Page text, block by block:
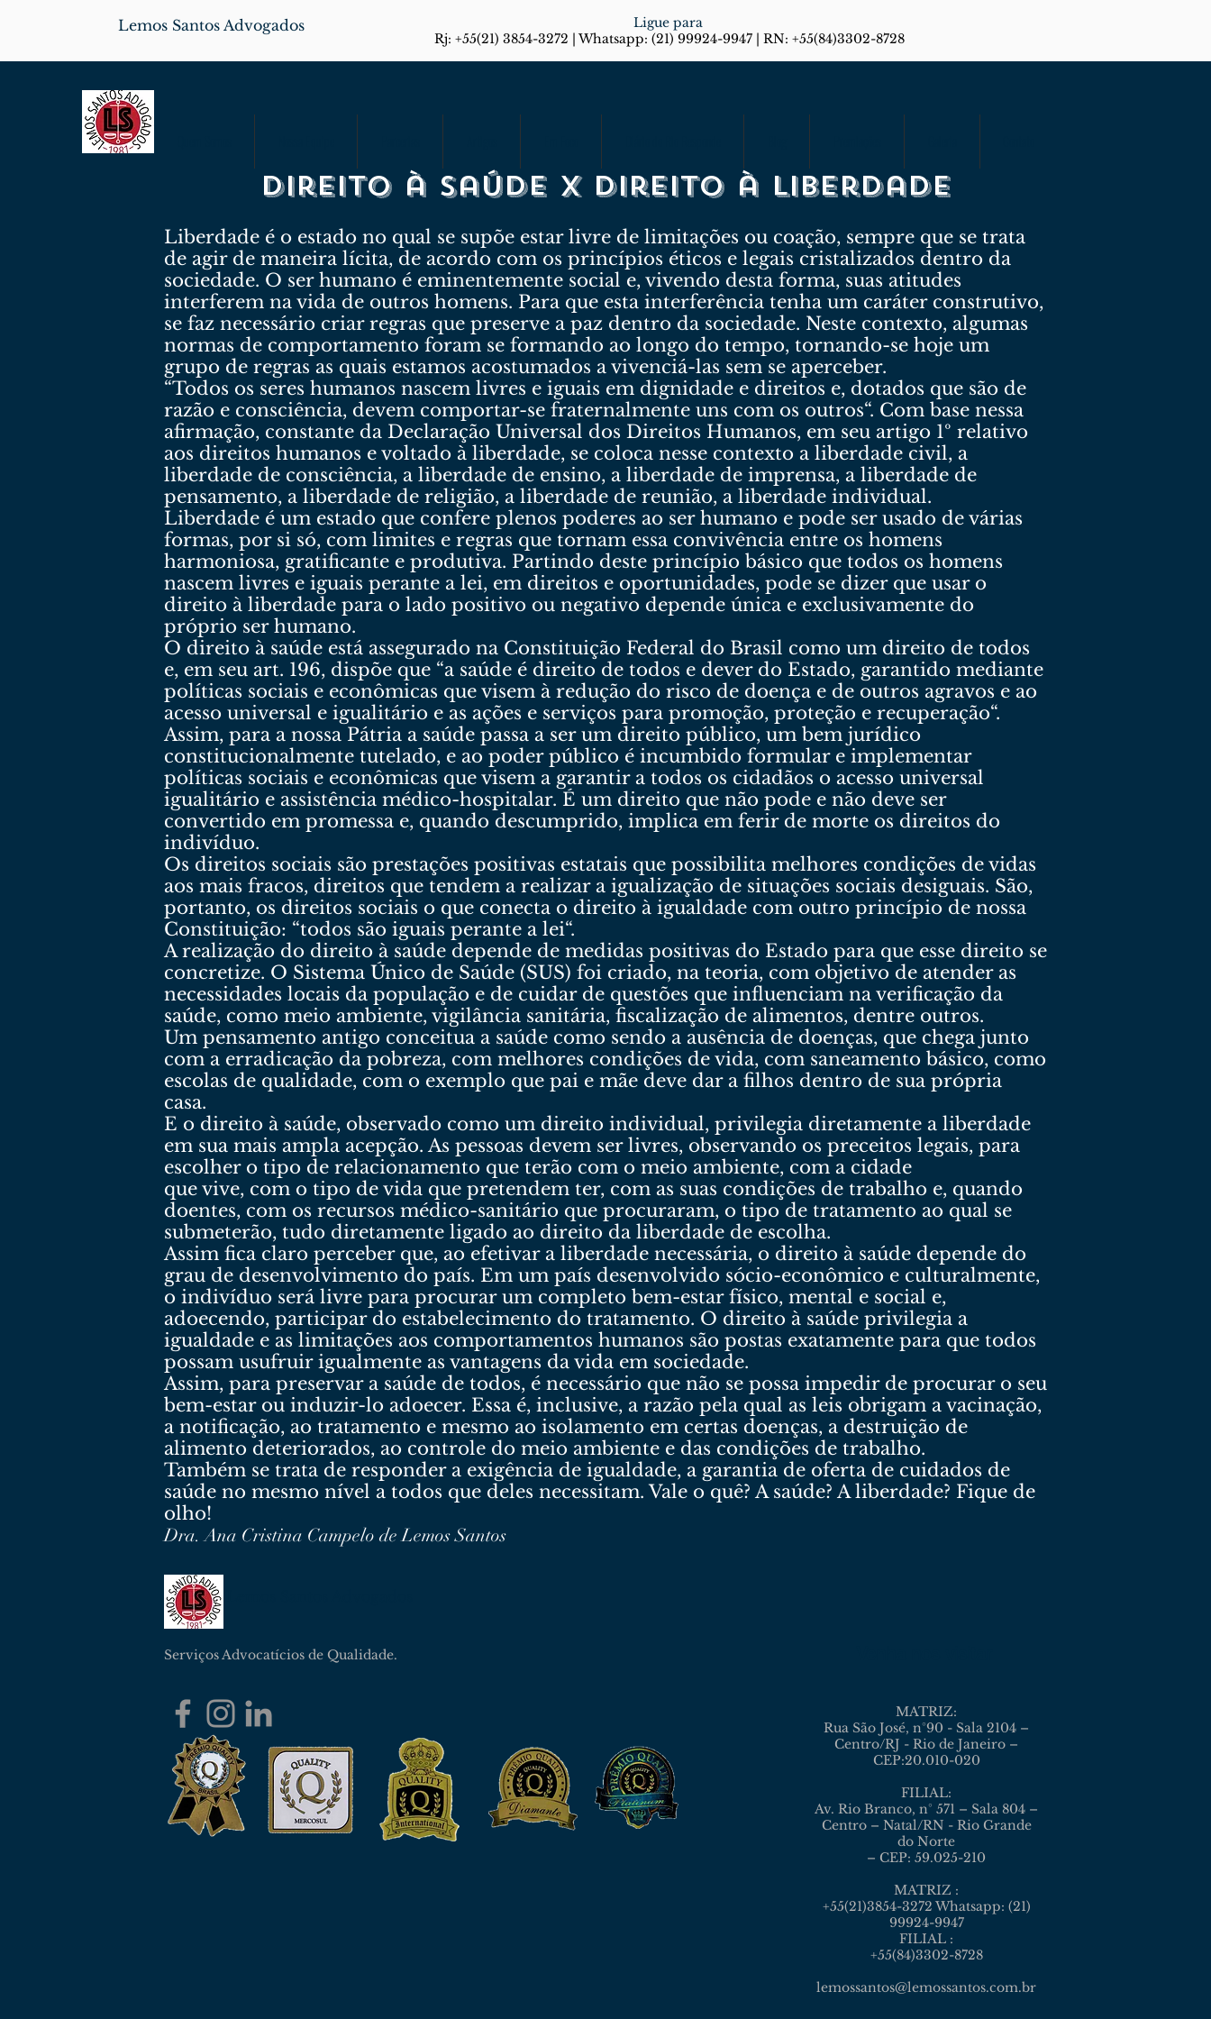
Ligue para
Rj: +55(21) 3854-3272 | Whatsapp: (21) 99924-9947 | RN: +55(84)3302-8728
Lemos Santos Advogados
Direito à saúde x direito à liberdade
Liberdade é o estado no qual se supõe estar livre de limitações ou coação, sempre que se trata
de agir de maneira lícita, de acordo com os princípios éticos e legais cristalizados dentro da
sociedade. O ser humano é eminentemente social e, vivendo desta forma, suas atitudes
interferem na vida de outros homens. Para que esta interferência tenha um caráter construtivo,
se faz necessário criar regras que preserve a paz dentro da sociedade. Neste contexto, algumas
normas de comportamento foram se formando ao longo do tempo, tornando-se hoje um
grupo de regras as quais estamos acostumados a vivenciá-las sem se aperceber.
“Todos os seres humanos nascem livres e iguais em dignidade e direitos e, dotados que são de
razão e consciência, devem comportar-se fraternalmente uns com os outros“. Com base nessa
afirmação, constante da Declaração Universal dos Direitos Humanos, em seu artigo 1º relativo
aos direitos humanos e voltado à liberdade, se coloca nesse contexto a liberdade civil, a
liberdade de consciência, a liberdade de ensino, a liberdade de imprensa, a liberdade de
pensamento, a liberdade de religião, a liberdade de reunião, a liberdade individual.
Liberdade é um estado que confere plenos poderes ao ser humano e pode ser usado de várias
formas, por si só, com limites e regras que tornam essa convivência entre os homens
harmoniosa, gratificante e produtiva. Partindo deste princípio básico que todos os homens
nascem livres e iguais perante a lei, em direitos e oportunidades, pode se dizer que usar o
direito à liberdade para o lado positivo ou negativo depende única e exclusivamente do
próprio ser humano.
O direito à saúde está assegurado na Constituição Federal do Brasil como um direito de todos
e, em seu art. 196, dispõe que “a saúde é direito de todos e dever do Estado, garantido mediante
políticas sociais e econômicas que visem à redução do risco de doença e de outros agravos e ao
acesso universal e igualitário e as ações e serviços para promoção, proteção e recuperação“.
Assim, para a nossa Pátria a saúde passa a ser um direito público, um bem jurídico
constitucionalmente tutelado, e ao poder público é incumbido formular e implementar
políticas sociais e econômicas que visem a garantir a todos os cidadãos o acesso universal
igualitário e assistência médico-hospitalar. É um direito que não pode e não deve ser
convertido em promessa e, quando descumprido, implica em ferir de morte os direitos do
indivíduo.
Os direitos sociais são prestações positivas estatais que possibilita melhores condições de vidas
aos mais fracos, direitos que tendem a realizar a igualização de situações sociais desiguais. São,
portanto, os direitos sociais o que conecta o direito à igualdade com outro princípio de nossa
Constituição: “todos são iguais perante a lei“.
A realização do direito à saúde depende de medidas positivas do Estado para que esse direito se
concretize. O Sistema Único de Saúde (SUS) foi criado, na teoria, com objetivo de atender as
necessidades locais da população e de cuidar de questões que influenciam na verificação da
saúde, como meio ambiente, vigilância sanitária, fiscalização de alimentos, dentre outros.
Um pensamento antigo conceitua a saúde como sendo a ausência de doenças, que chega junto
com a erradicação da pobreza, com melhores condições de vida, com saneamento básico, como
escolas de qualidade, com o exemplo que pai e mãe deve dar a filhos dentro de sua própria
casa.
E o direito à saúde, observado como um direito individual, privilegia diretamente a liberdade
em sua mais ampla acepção. As pessoas devem ser livres, observando os preceitos legais, para
escolher o tipo de relacionamento que terão com o meio ambiente, com a cidade
que vive, com o tipo de vida que pretendem ter, com as suas condições de trabalho e, quando
doentes, com os recursos médico-sanitário que procuraram, o tipo de tratamento ao qual se
submeterão, tudo diretamente ligado ao direito da liberdade de escolha.
Assim fica claro perceber que, ao efetivar a liberdade necessária, o direito à saúde depende do
grau de desenvolvimento do país. Em um país desenvolvido sócio-econômico e culturalmente,
o indivíduo será livre para procurar um completo bem-estar físico, mental e social e,
adoecendo, participar do estabelecimento do tratamento. O direito à saúde privilegia a
igualdade e as limitações aos comportamentos humanos são postas exatamente para que todos
possam usufruir igualmente as vantagens da vida em sociedade.
Assim, para preservar a saúde de todos, é necessário que não se possa impedir de procurar o seu
bem-estar ou induzir-lo adoecer. Essa é, inclusive, a razão pela qual as leis obrigam a vacinação,
a notificação, ao tratamento e mesmo ao isolamento em certas doenças, a destruição de
alimento deteriorados, ao controle do meio ambiente e das condições de trabalho.
Também se trata de responder a exigência de igualdade, a garantia de oferta de cuidados de
saúde no mesmo nível a todos que deles necessitam. Vale o quê? A saúde? A liberdade? Fique de
olho!
Dra. Ana Cristina Campelo de Lemos Santos
Serviços Advocatícios de Qualidade.
MATRIZ:
Rua São José, n°90 - Sala 2104 –
Centro/RJ - Rio de Janeiro –
CEP:20.010-020
FILIAL:
Av. Rio Branco, n° 571 – Sala 804 –
Centro – Natal/RN - Rio Grande
do Norte
– CEP: 59.025-210
MATRIZ :
+55(21)3854-3272 Whatsapp: (21)
99924-9947
FILIAL :
+55(84)3302-8728
lemossantos@lemossantos.com.br